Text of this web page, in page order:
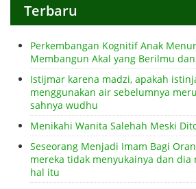
Terbaru
Perkembangan Kognitif Anak
Membangun Akal yang Berilmu
Istijmar karena madzi, apakah
menggunakan air sebelumnya
sahnya wudhu
Menikahi Wanita Salehah Meski
Seseorang Menjadi Imam Bagi
mereka tidak menyukainya dan dia
hal itu